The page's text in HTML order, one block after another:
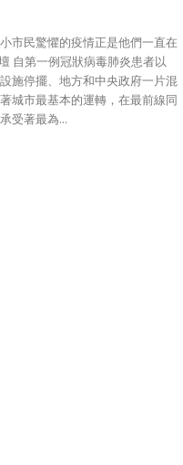
市民驚懼的疫情正是他們一直在
施停擺、地方和中央政府一片混
城市最基本的運轉，在最前線同
受著最為...